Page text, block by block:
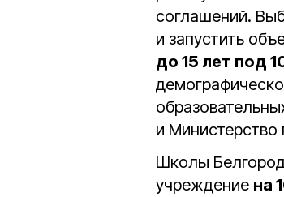
соглашений.
и запустить
до 15 лет под
и
Школы
учреждение на